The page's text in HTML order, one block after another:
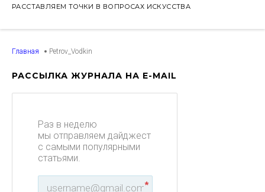
РАССТАВЛЯЕМ ТОЧКИ В ВОПРОСАХ ИСКУССТВА
Главная Petrov_Vodkin
РАССЫЛКА ЖУРНАЛА НА E-MAIL
Раз в неделю
мы отправляем дайджест
с самыми популярными
статьями.
*